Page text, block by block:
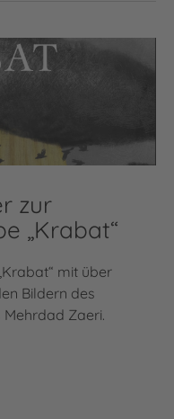
zur
„Krabat“
mit über
Bildern des
Zaeri.